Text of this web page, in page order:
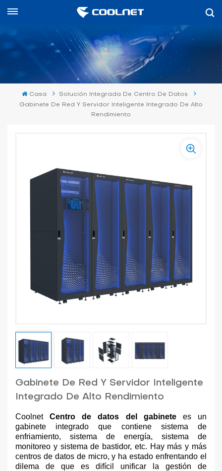
العربية
Casa
Solución Integrada De Centro De Datos
Gabinete De Red Y Servidor Inteligente Integrado De Alto
Rendimiento
Gabinete De Red Y Servidor Inteligente
Integrado De Alto Rendimiento
CoolnetCentro de datos del gabinetees un
gabinete integrado que contiene sistema de
enfriamiento, sistema de energía, sistema de
monitoreo y sistema de bastidor, etc. Hay más y más
centros de datos de micro, y ha estado enfrentando el
dilema de que es difícil unificar la gestión de